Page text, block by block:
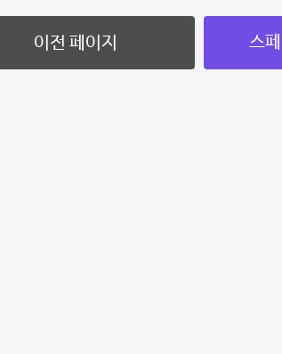
이전 페이지 스